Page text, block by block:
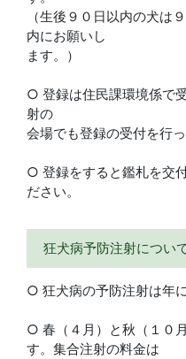
（生後９０日以内の犬は
内にお願いし
ます。）
○ 登録は住民課環境係で
射の
会場でも登録の受付を行っ
○ 登録をすると鑑札を交
ださい。
狂犬病予防注射につい
○ 狂犬病の予防注射は年
○ 春（４月）と秋（１０
す。集合注射の料金は